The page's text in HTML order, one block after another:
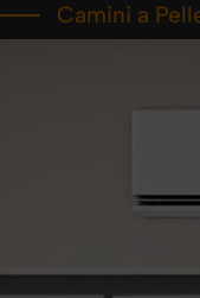
Camini a